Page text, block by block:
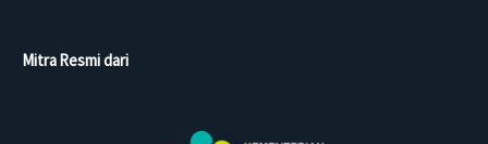
Mitra Resmi dari